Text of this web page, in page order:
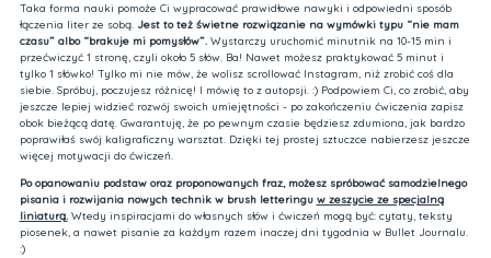
Taka forma nauki pomoże Ci wypracować prawidłowe nawyki i odpowiedni sposób
łączenia liter ze sobą. Jest to też świetne rozwiązanie na wymówki typu “nie mam
czasu” albo “brakuje mi pomysłów”.Wystarczy uruchomić minutnik na 10-15 min i
przećwiczyć 1 stronę, czyli około 5 słów. Ba! Nawet możesz praktykować 5 minut i
tylko 1 słówko! Tylko mi nie mów, że wolisz scrollować Instagram, niż zrobić coś dla
siebie. Spróbuj, poczujesz różnicę! I mówię to z autopsji. :) Podpowiem Ci, co zrobić, aby
jeszcze lepiej widzieć rozwój swoich umiejętności - po zakończeniu ćwiczenia zapisz
obok bieżącą datę. Gwarantuję, że po pewnym czasie będziesz zdumiona, jak bardzo
poprawiłaś swój kaligraficzny warsztat. Dzięki tej prostej sztuczce nabierzesz jeszcze
więcej motywacji do ćwiczeń.
Po opanowaniu podstaw oraz proponowanych fraz, możesz spróbować samodzielnego
pisania i rozwijania nowych technik w brush letteringu w zeszycie ze specjalną
liniaturą.Wtedy inspiracjami do własnych słów i ćwiczeń mogą być: cytaty, teksty
piosenek, a nawet pisanie za każdym razem inaczej dni tygodnia w Bullet Journalu.
:)